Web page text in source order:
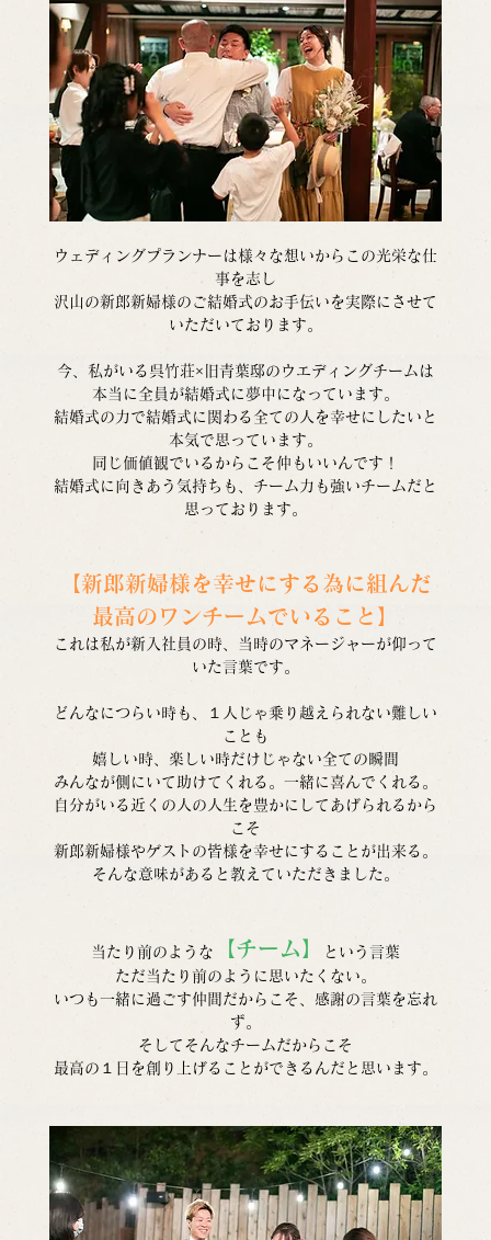
ウェディングプランナーは様々な想いからこの光栄な仕
事を志し
沢山の新郎新婦様のご結婚式のお手伝いを実際にさせて
いただいております。
今、私がいる呉竹荘×旧青葉邸のウエディングチームは
本当に全員が結婚式に夢中になっています。
結婚式の力で結婚式に関わる全ての人を幸せにしたいと
本気で思っています。
同じ価値観でいるからこそ仲もいいんです！
結婚式に向きあう気持ちも、チーム力も強いチームだと
思っております。
【新郎新婦様を幸せにする為に組んだ
最高のワンチームでいること】
これは私が新入社員の時、当時のマネージャーが仰って
いた言葉です。
どんなにつらい時も、１人じゃ乗り越えられない難しい
ことも
嬉しい時、楽しい時だけじゃない全ての瞬間
みんなが側にいて助けてくれる。一緒に喜んでくれる。
自分がいる近くの人の人生を豊かにしてあげられるから
こそ
新郎新婦様やゲストの皆様を幸せにすることが出来る。
そんな意味があると教えていただきました。
当たり前のような 【チーム】
という言葉
ただ当たり前のように思いたくない。
いつも一緒に過ごす仲間だからこそ、感謝の言葉を忘れ
ず。
そしてそんなチームだからこそ
最高の１日を創り上げることができるんだと思います。